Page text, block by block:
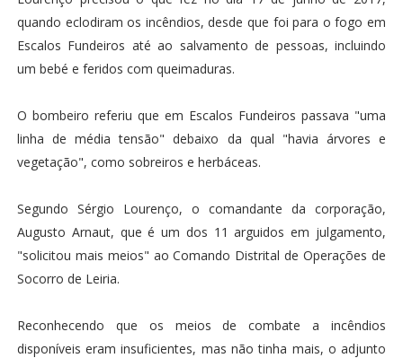
quando eclodiram os incêndios, desde que foi para o fogo em
Escalos Fundeiros até ao salvamento de pessoas, incluindo
um bebé e feridos com queimaduras.
O bombeiro referiu que em Escalos Fundeiros passava "uma
linha de média tensão" debaixo da qual "havia árvores e
vegetação", como sobreiros e herbáceas.
Segundo Sérgio Lourenço, o comandante da corporação,
Augusto Arnaut, que é um dos 11 arguidos em julgamento,
"solicitou mais meios" ao Comando Distrital de Operações de
Socorro de Leiria.
Reconhecendo que os meios de combate a incêndios
disponíveis eram insuficientes, mas não tinha mais, o adjunto